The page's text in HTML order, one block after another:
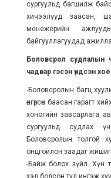
сургуульд багшилж
хичээлүүд заасан,
менежерийн
байгууллагуудад
Боловсрол судлалын
чадвар гэсэн үндсэн
-Боловсролын багц
өнгөрсөн баасан гарагт
хоногийн завсарлага
сургуульд судлах
Боловсролын толгой
онцгойлон заадаг
-Байж болох зүйл. Хүн
хэл болсон тул ингэж